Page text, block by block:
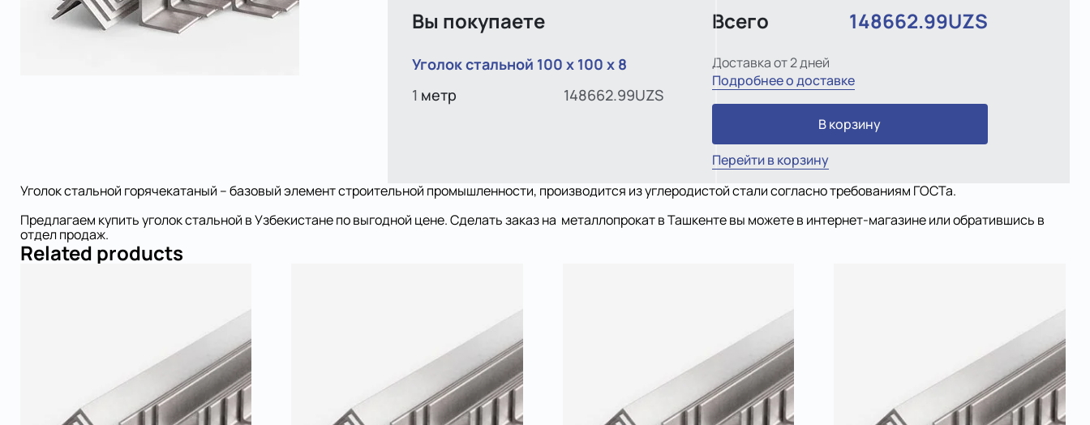
Вы покупаете
Уголок стальной 100 х 100 x 8
1 метр 148662.99UZS
Всего 148662.99UZS
Доставка от 2 дней
Подробнее о доставке
В корзину
Перейти в корзину
Уголок стальной горячекатаный – базовый элемент строительной промышленности, производится из углеродистой стали согласно требованиям ГОСТа.
Предлагаем купить уголок стальной в Узбекистане по выгодной цене. Сделать заказ на металлопрокат в Ташкенте вы можете в интернет-магазине или обратившись в
отдел продаж.
Related products